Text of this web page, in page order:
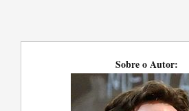
Sobre o Autor: